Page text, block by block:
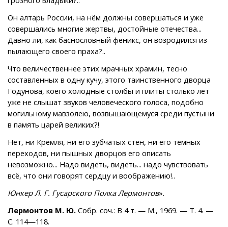
Он алтарь России, на нём должны совершаться и уже
совершались многие жертвы, достойные отечества...
Давно ли, как баснословный феникс, он возродился из
пылающего своего праха?..
Что величественнее этих мрачных храмин, тесно
составленных в одну кучу, этого таинственного дворца
Годунова, коего холодные столбы и плиты столько лет
уже не слышат звуков человеческого голоса, подобно
могильному мавзолею, возвышающемуся среди пустыни
в память царей великих?!
Нет, ни Кремля, ни его зубчатых стен, ни его тёмных
переходов, ни пышных дворцов его описать
невозможно... Надо видеть, видеть... надо чувствовать
всё, что они говорят сердцу и воображению!..
Юнкер Л. Г. Гусарского Полка Лермонтов».
Лермонтов М. Ю. Собр. соч.: В 4 т. — М., 1969. — Т. 4. —
С. 114—118.